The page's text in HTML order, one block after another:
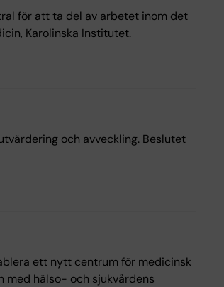
för att ta del av arbetet inom det
Karolinska Institutet.
och avveckling. Beslutet
ett nytt centrum för medicinsk
med hälso- och sjukvårdens